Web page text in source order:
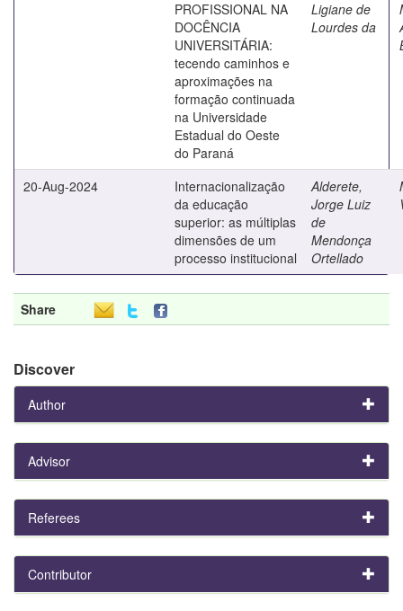
PROFISSIONAL NA
DOCÊNCIA
UNIVERSITÁRIA:
tecendo caminhos e
aproximações na
formação continuada
na Universidade
Estadual do Oeste
do Paraná
Ligiane de
Lourdes da
20-Aug-2024
Internacionalização
da educação
superior: as múltiplas
dimensões de um
processo institucional
Alderete,
Jorge Luiz
de
Mendonça
Ortellado
Share
Discover
Author
Advisor
Referees
Contributor